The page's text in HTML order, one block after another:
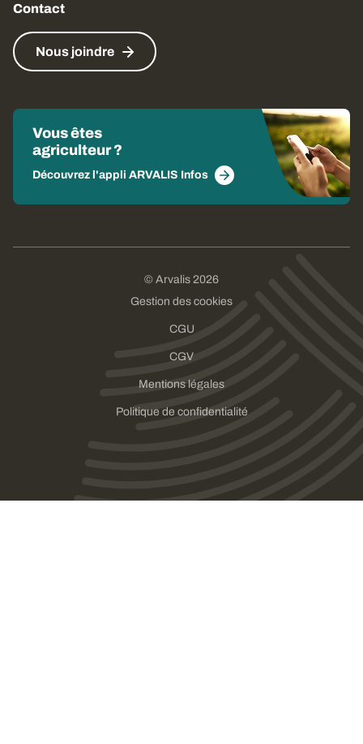
Contact
Nous joindre
Vous êtes
agriculteur ?
Découvrez l'appli ARVALIS Infos
© Arvalis 2026
Gestion des cookies
CGU
CGV
Mentions légales
Politique de confidentialité